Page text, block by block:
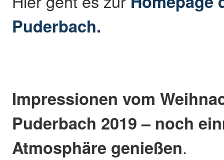
Puderbach.
Impressionen vom
Puderbach 2019 – noch
Atmosphäre genießen.